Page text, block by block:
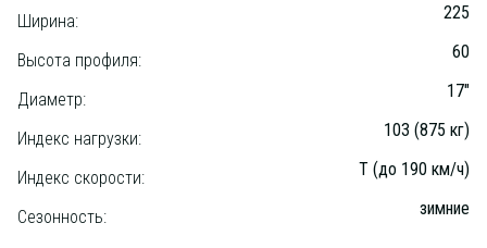
Ширина: 225
Высота профиля: 60
Диаметр: 17"
Индекс нагрузки: 103 (875 кг)
Индекс скорости: T (до 190 км/ч)
Сезонность: зимние